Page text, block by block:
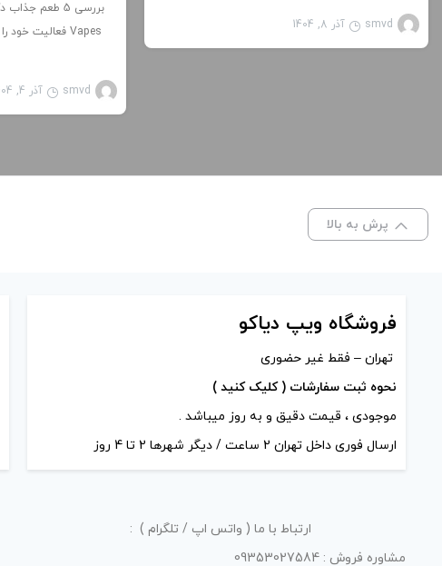
smvd آذر 8, 1404
Vapes فعالیت خود را از سال 2014 شروع کرد و با…
smvd آذر 4, 1404
پرش به بالا
فروشگاه ویپ دیاکو
تهران – فقط غیر حضوری
نحوه ثبت سفارشات ( کلیک کنید )
موجودی ، قیمت دقیق و به روز میباشد .
ارسال فوری داخل تهران 2 ساعت / دیگر شهرها 2 تا 4 روز
ارتباط با ما ( واتس اپ / تلگرام ) :
مشاوره فروش : 09353027584